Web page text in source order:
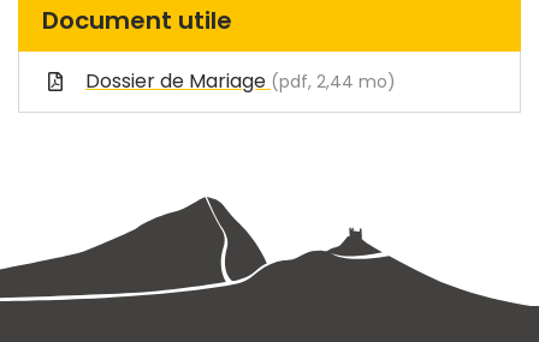
Document utile
Dossier de Mariage (pdf, 2,44 mo)